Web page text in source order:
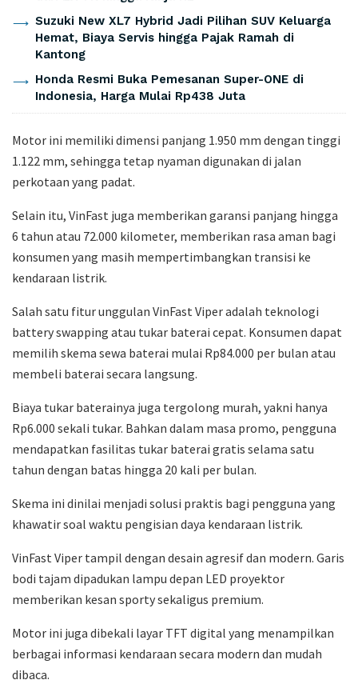
Suzuki New XL7 Hybrid Jadi Pilihan SUV Keluarga
Hemat, Biaya Servis hingga Pajak Ramah di
Kantong
Honda Resmi Buka Pemesanan Super-ONE di
Indonesia, Harga Mulai Rp438 Juta
Motor ini memiliki dimensi panjang 1.950 mm dengan tinggi
1.122 mm, sehingga tetap nyaman digunakan di jalan
perkotaan yang padat.
Selain itu, VinFast juga memberikan garansi panjang hingga
6 tahun atau 72.000 kilometer, memberikan rasa aman bagi
konsumen yang masih mempertimbangkan transisi ke
kendaraan listrik.
Salah satu fitur unggulan VinFast Viper adalah teknologi
battery swapping atau tukar baterai cepat. Konsumen dapat
memilih skema sewa baterai mulai Rp84.000 per bulan atau
membeli baterai secara langsung.
Biaya tukar baterainya juga tergolong murah, yakni hanya
Rp6.000 sekali tukar. Bahkan dalam masa promo, pengguna
mendapatkan fasilitas tukar baterai gratis selama satu
tahun dengan batas hingga 20 kali per bulan.
Skema ini dinilai menjadi solusi praktis bagi pengguna yang
khawatir soal waktu pengisian daya kendaraan listrik.
VinFast Viper tampil dengan desain agresif dan modern. Garis
bodi tajam dipadukan lampu depan LED proyektor
memberikan kesan sporty sekaligus premium.
Motor ini juga dibekali layar TFT digital yang menampilkan
berbagai informasi kendaraan secara modern dan mudah
dibaca.